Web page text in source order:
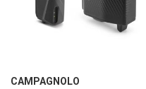
CAMPAGNOLO